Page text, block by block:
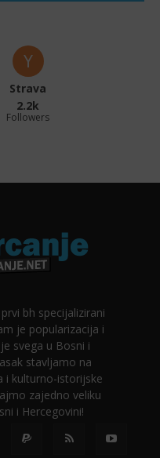
Strava
2.2k
Followers
bh specijalizirani
je popularizacija i
svega u Bosni i
stavljamo na
i kulturno-istorijske
zajedno veliku
i Hercegovini!